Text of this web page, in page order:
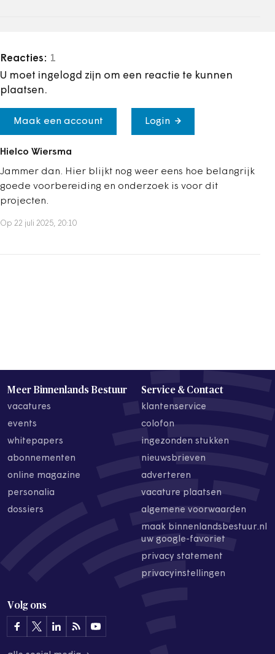
Reacties: 1
U moet ingelogd zijn om een reactie te kunnen
plaatsen.
Maak een account Login
Hielco Wiersma
Jammer dan. Hier blijkt nog weer eens hoe belangrijk
goede voorbereiding en onderzoek is voor dit
projecten.
Op 22 juli 2025, 20:10
Meer Binnenlands Bestuur
vacatures
events
whitepapers
abonnementen
online magazine
personalia
dossiers
Service & Contact
klantenservice
colofon
ingezonden stukken
nieuwsbrieven
adverteren
vacature plaatsen
algemene voorwaarden
maak binnenlandsbestuur.nl
uw google-favoriet
privacy statement
privacyinstellingen
Volg ons